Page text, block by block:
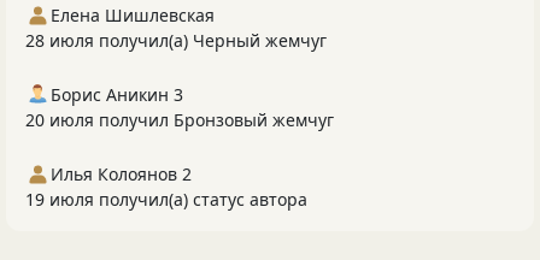
Елена Шишлевская
28 июля получил(а) Черный жемчуг
Борис Аникин 3
20 июля получил Бронзовый жемчуг
Илья Колоянов 2
19 июля получил(а) статус автора